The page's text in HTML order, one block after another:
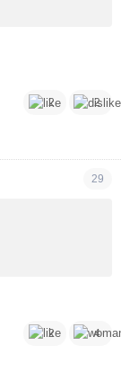
2 2
29
2 4